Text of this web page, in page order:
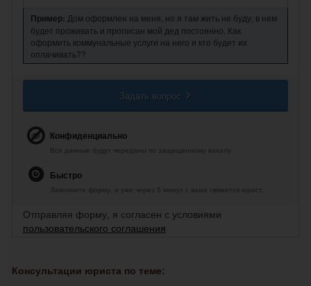
Пример: Дом оформлен на меня, но я там жить не буду, в нем
будет проживать и прописан мой дед постоянно. Как
оформить коммунальные услуги на него и кто будет их
оплачивать??
Задать вопрос
Конфиденциально
Все данные будут переданы по защищенному каналу.
Быстро
Заполните форму, и уже через 5 минут с вами свяжется юрист.
Отправляя форму, я согласен с условиями
пользовательского соглашения
Консультации юриста по теме: